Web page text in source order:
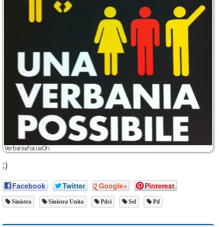
;)
Facebook Twitter Google+ Pinterest
Sinistra Sinistra Unita Pdci Sel Pd